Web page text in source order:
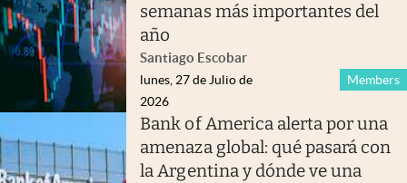
semanas más importantes del
año
Santiago Escobar
Members
lunes, 27 de Julio de
2026
Bank of America alerta por una
amenaza global: qué pasará con
la Argentina y dónde ve una